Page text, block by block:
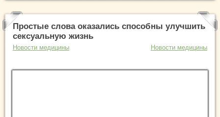
Простые слова оказались способны улучшить
сексуальную жизнь
Новости медицины Новости медицины